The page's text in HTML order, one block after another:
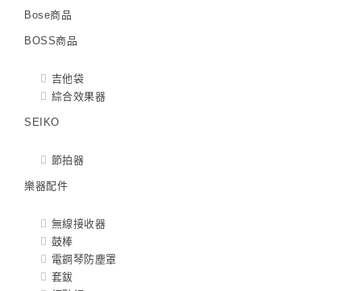
Bose商品
BOSS商品
吉他袋
綜合效果器
SEIKO
節拍器
樂器配件
無線接收器
鼓棒
電鋼琴防塵罩
套鈸